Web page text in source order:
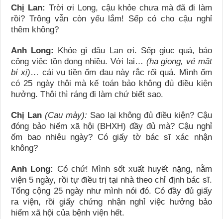
Chị Lan: Trời ơi Long, cậu khỏe chưa mà đã đi làm
rồi? Trông vẫn còn yếu lắm! Sếp có cho cậu nghỉ
thêm không?
Anh Long: Khỏe gì đâu Lan ơi. Sếp giục quá, bảo
công việc tồn đọng nhiều. Với lại… (hạ giọng, vẻ mặt
bí xị)… cái vụ tiền ốm đau này rắc rối quá. Mình ốm
có 25 ngày thôi mà kế toán bảo không đủ điều kiện
hưởng. Thôi thì ráng đi làm chứ biết sao.
Chị Lan (Cau mày): Sao lại không đủ điều kiện? Cậu
đóng bảo hiểm xã hội (BHXH) đầy đủ mà? Cậu nghỉ
ốm bao nhiêu ngày? Có giấy tờ bác sĩ xác nhận
không?
Anh Long: Có chứ! Mình sốt xuất huyết nặng, nằm
viện 5 ngày, rồi tự điều trị tại nhà theo chỉ định bác sĩ.
Tổng cộng 25 ngày như mình nói đó. Có đầy đủ giấy
ra viện, rồi giấy chứng nhận nghỉ việc hưởng bảo
hiểm xã hội của bệnh viện hết.